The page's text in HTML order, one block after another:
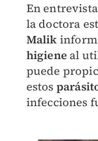
En
la doctora
Malik
higiene al
puede
estos
infecciones